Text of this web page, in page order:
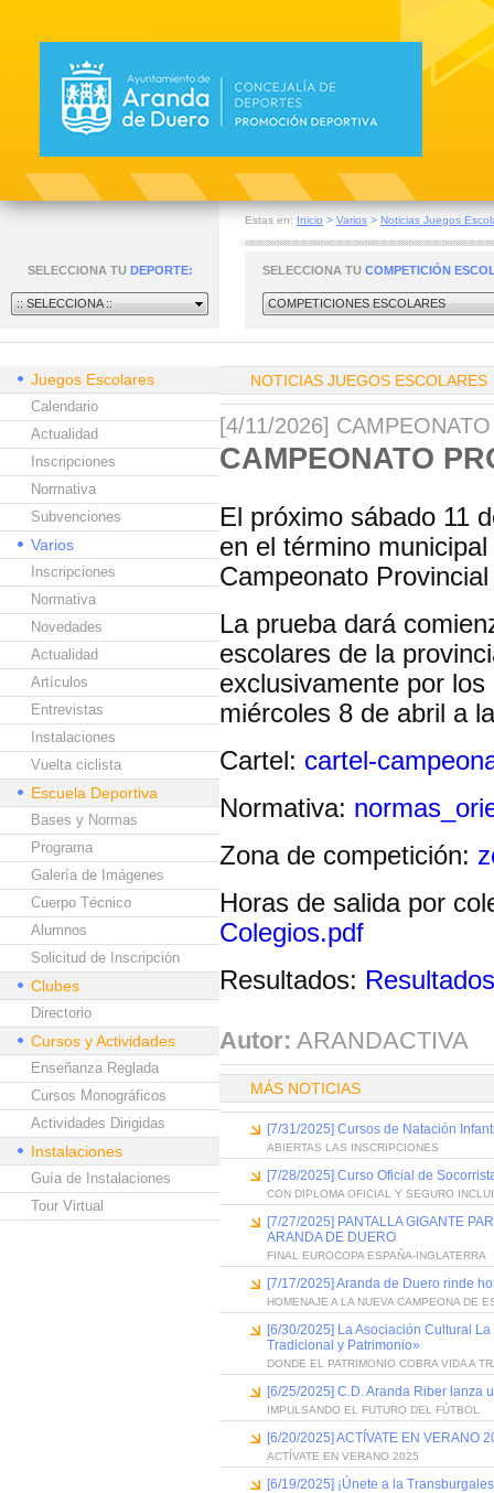
Estas en: Inicio > Varios > Noticias Juegos
SELECCIONA TU DEPORTE:
:: SELECCIONA ::
SELECCIONA TU COMPETICIÓN
COMPETICIONES ESCOLARES
Juegos Escolares
Calendario
Actualidad
Inscripciones
Normativa
Subvenciones
Varios
Inscripciones
Normativa
Novedades
Actualidad
Artículos
Entrevistas
Instalaciones
Vuelta ciclista
Escuela Deportiva
Bases y Normas
Programa
Galería de Imágenes
Cuerpo Técnico
Alumnos
Solicitud de Inscripción
Clubes
Directorio
Cursos y Actividades
Enseñanza Reglada
Cursos Monográficos
Actividades Dirigidas
Instalaciones
Guía de Instalaciones
Tour Virtual
NOTICIAS JUEGOS ESCOLARES
[4/11/2026]
CAMPEONATO
El próximo sábado 11
en el término
Campeonato
La prueba dará
escolares de la
exclusivamente por
miércoles 8 de abril a
Cartel: cartel-
Normativa:
Zona de competición:
Horas de salida por
Colegios.pdf
Resultados:
Autor: ARANDACTIVA
MÁS NOTICIAS
[7/31/2025] Cursos de Natación
ABIERTAS LAS INSCRIPCIONES
[7/28/2025] Curso Oficial de
CON DIPLOMA OFICIAL Y SEGURO
[7/27/2025] PANTALLA GIGANTE
ARANDA DE DUERO
FINAL EUROCOPA ESPAÑA-INGLATERRA
[7/17/2025] Aranda de Duero rinde
HOMENAJE A LA NUEVA CAMPEONA DE
[6/30/2025] La Asociación Cultural
Tradicional y Patrimonio»
DONDE EL PATRIMONIO COBRA VIDA A
[6/25/2025] C.D. Aranda Riber lanza
IMPULSANDO EL FUTURO DEL FÚTBOL
[6/20/2025] ACTÍVATE EN VERANO
ACTÍVATE EN VERANO 2025
[6/19/2025] ¡Únete a la